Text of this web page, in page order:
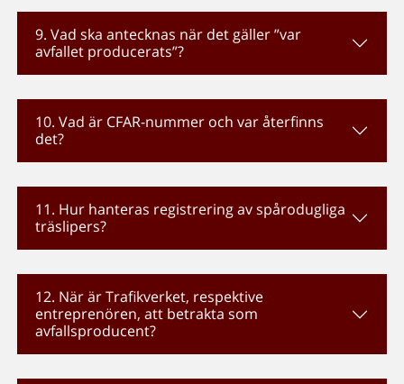
9. Vad ska antecknas när det gäller ”var
avfallet producerats”?
10. Vad är CFAR-nummer och var återfinns
det?
11. Hur hanteras registrering av spårodugliga
träslipers?
12. När är Trafikverket, respektive
entreprenören, att betrakta som
avfallsproducent?